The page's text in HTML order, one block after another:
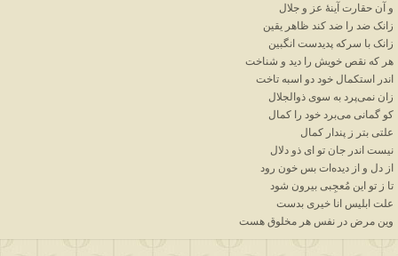
و آن حقارت آینهٔ عز و جلال
زانک ضد را ضد کند ظاهر یقین
زانک با سرکه پدیدست انگبین
هر که نقص خویش را دید و شناخت
اندر استکمال خود دو اسبه تاخت
زان نمیپرد به سوی ذوالجلال
کو گمانی میبرد خود را کمال
علتی بتر ز پندار کمال
نیست اندر جان تو ای ذو دلال
از دل و از دیدهات بس خون رود
تا ز تو این مُعجِبی بیرون شود
علت ابلیس انا خیری بدست
وین مرض در نفس هر مخلوق هست